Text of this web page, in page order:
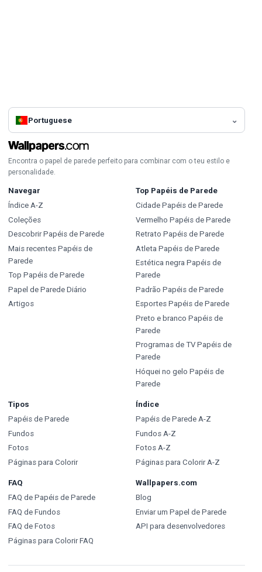
Portuguese
Encontra o papel de parede perfeito para combinar com o teu estilo e
personalidade.
Navegar
Índice A-Z
Coleções
Descobrir Papéis de Parede
Mais recentes Papéis de
Parede
Top Papéis de Parede
Papel de Parede Diário
Artigos
Top Papéis de Parede
Cidade Papéis de Parede
Vermelho Papéis de Parede
Retrato Papéis de Parede
Atleta Papéis de Parede
Estética negra Papéis de
Parede
Padrão Papéis de Parede
Esportes Papéis de Parede
Preto e branco Papéis de
Parede
Programas de TV Papéis de
Parede
Hóquei no gelo Papéis de
Parede
Tipos
Papéis de Parede
Fundos
Fotos
Páginas para Colorir
Índice
Papéis de Parede A-Z
Fundos A-Z
Fotos A-Z
Páginas para Colorir A-Z
FAQ
FAQ de Papéis de Parede
FAQ de Fundos
FAQ de Fotos
Páginas para Colorir FAQ
Wallpapers.com
Blog
Enviar um Papel de Parede
API para desenvolvedores